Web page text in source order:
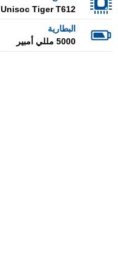
Unisoc Tiger T612
البطارية
5000 مللي أمبير